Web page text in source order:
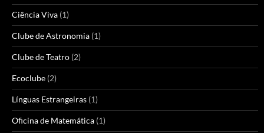
Ciência Viva (1)
Clube de Astronomia (1)
Clube de Teatro (2)
Ecoclube (2)
Línguas Estrangeiras (1)
Oficina de Matemática (1)